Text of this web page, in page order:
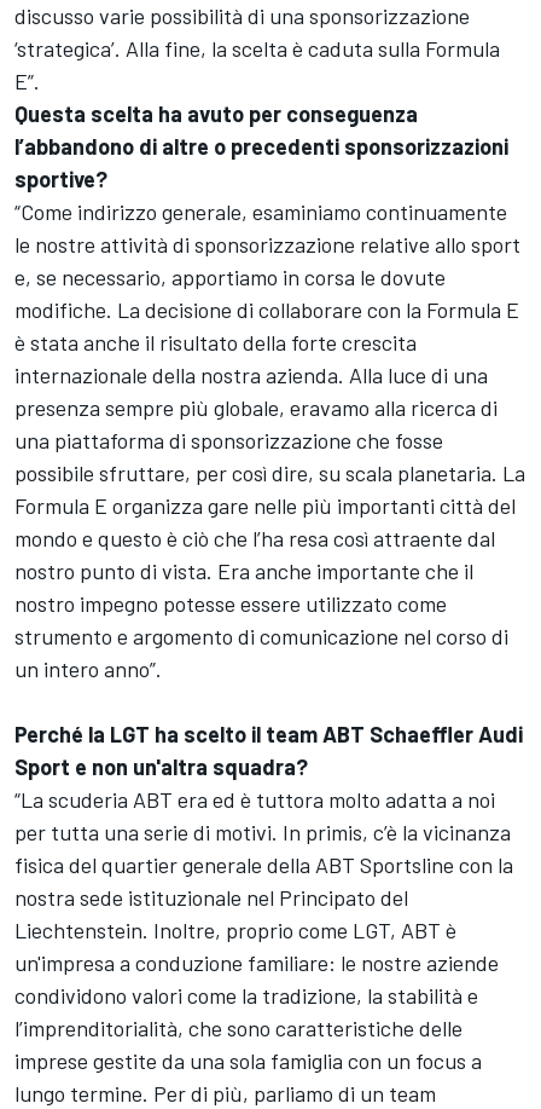
discusso varie possibilità di una sponsorizzazione
‘strategica’. Alla fine, la scelta è caduta sulla Formula
E”.
Questa scelta ha avuto per conseguenza
l’abbandono di altre o precedenti sponsorizzazioni
sportive?
“Come indirizzo generale, esaminiamo continuamente
le nostre attività di sponsorizzazione relative allo sport
e, se necessario, apportiamo in corsa le dovute
modifiche. La decisione di collaborare con la Formula E
è stata anche il risultato della forte crescita
internazionale della nostra azienda. Alla luce di una
presenza sempre più globale, eravamo alla ricerca di
una piattaforma di sponsorizzazione che fosse
possibile sfruttare, per così dire, su scala planetaria. La
Formula E organizza gare nelle più importanti città del
mondo e questo è ciò che l’ha resa così attraente dal
nostro punto di vista. Era anche importante che il
nostro impegno potesse essere utilizzato come
strumento e argomento di comunicazione nel corso di
un intero anno”.
Perché la LGT ha scelto il team ABT Schaeffler Audi
Sport e non un'altra squadra?
“La scuderia ABT era ed è tuttora molto adatta a noi
per tutta una serie di motivi. In primis, c’è la vicinanza
fisica del quartier generale della ABT Sportsline con la
nostra sede istituzionale nel Principato del
Liechtenstein. Inoltre, proprio come LGT, ABT è
un'impresa a conduzione familiare: le nostre aziende
condividono valori come la tradizione, la stabilità e
l’imprenditorialità, che sono caratteristiche delle
imprese gestite da una sola famiglia con un focus a
lungo termine. Per di più, parliamo di un team